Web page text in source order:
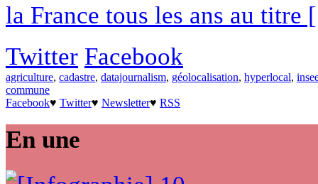
la France tous les ans au titre
Twitter Facebook
agriculture, cadastre, datajournalism, géolocalisation, hyperlocal,
commune
Facebook♥ Twitter♥ Newsletter♥ RSS
En une